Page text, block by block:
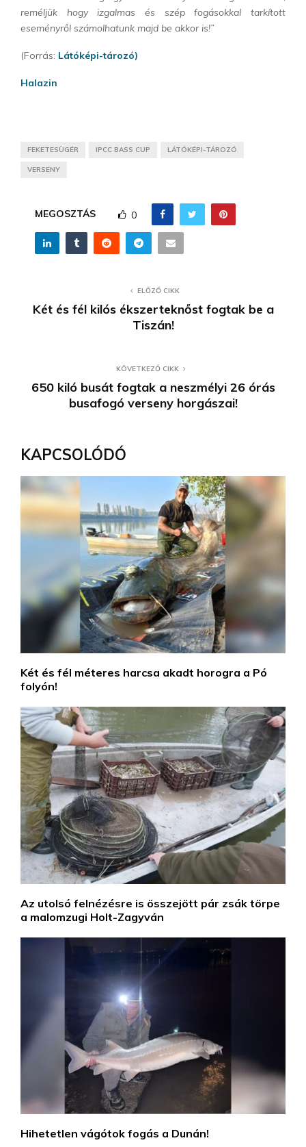
reméljük hogy izgalmas és szép fogásokkal tarkított
eseményről számolhatunk majd be akkor is!”
(Forrás: Látóképi-tározó)
Halazin
FEKETESÜGÉR IPCC BASS CUP LÁTÓKÉPI-TÁROZÓ
VERSENY
MEGOSZTÁS 0
ELŐZŐ CIKK
Két és fél kilós ékszerteknőst fogtak be a
Tiszán!
KÖVETKEZŐ CIKK
650 kiló busát fogtak a neszmélyi 26 órás
busafogó verseny horgászai!
KAPCSOLÓDÓ
Két és fél méteres harcsa akadt horogra a Pó
folyón!
Az utolsó felnézésre is összejött pár zsák törpe
a malomzugi Holt-Zagyván
Hihetetlen vágótok fogás a Dunán!